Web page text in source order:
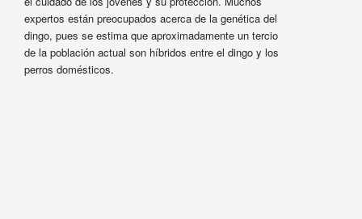
expertos están preocupados acerca de la genética del
dingo, pues se estima que aproximadamente un tercio
de la población actual son híbridos entre el dingo y los
perros domésticos.